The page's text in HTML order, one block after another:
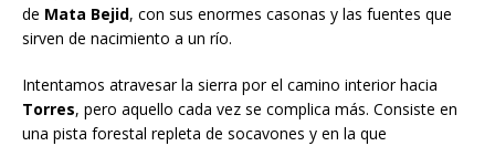
de Mata Bejid, con sus enormes casonas y las fuentes que
sirven de nacimiento a un río.
Intentamos atravesar la sierra por el camino interior hacia
Torres, pero aquello cada vez se complica más. Consiste en
una pista forestal repleta de socavones y en la que